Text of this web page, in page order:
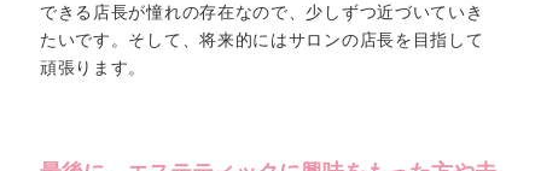
できる店長が憧れの存在なので、少しずつ近づいていき
たいです。そして、将来的にはサロンの店長を目指して
頑張ります。